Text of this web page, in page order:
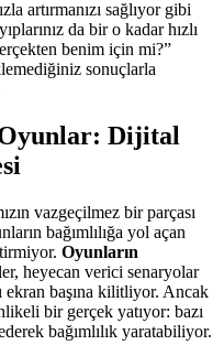
artırmanızı sağlıyor gibi
da bir o kadar hızlı
benim için mi?”
sonuçlarla
Oyunlar: Dijital
vazgeçilmez bir parçası
bağımlılığa yol açan
Oyunların
heyecan verici senaryolar
başına kilitliyor. Ancak
bir gerçek yatıyor: bazı
bağımlılık yaratabiliyor.